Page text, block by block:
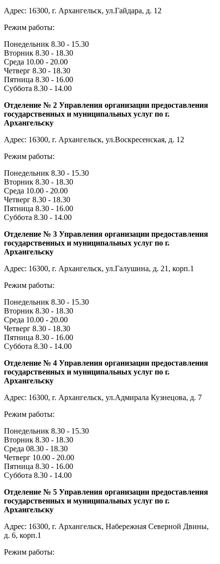
Адрес: 16300, г. Архангельск, ул.Гайдара, д. 12
Режим работы:
Понедельник 8.30 - 15.30
Вторник 8.30 - 18.30
Среда 10.00 - 20.00
Четверг 8.30 - 18.30
Пятница 8.30 - 16.00
Суббота 8.30 - 14.00
Отделение № 2 Управления организации предоставления
государственных и муниципальных услуг по г.
Архангельску
Адрес: 16300, г. Архангельск, ул.Воскресенская, д. 12
Режим работы:
Понедельник 8.30 - 15.30
Вторник 8.30 - 18.30
Среда 10.00 - 20.00
Четверг 8.30 - 18.30
Пятница 8.30 - 16.00
Суббота 8.30 - 14.00
Отделение № 3 Управления организации предоставления
государственных и муниципальных услуг по г.
Архангельску
Адрес: 16300, г. Архангельск, ул.Галушина, д. 21, корп.1
Режим работы:
Понедельник 8.30 - 15.30
Вторник 8.30 - 18.30
Среда 10.00 - 20.00
Четверг 8.30 - 18.30
Пятница 8.30 - 16.00
Суббота 8.30 - 14.00
Отделение № 4 Управления организации предоставления
государственных и муниципальных услуг по г.
Архангельску
Адрес: 16300, г. Архангельск, ул.Адмирала Кузнецова, д. 7
Режим работы:
Понедельник 8.30 - 15.30
Вторник 8.30 - 18.30
Среда 08.30 - 18.30
Четверг 10.00 - 20.00
Пятница 8.30 - 16.00
Суббота 8.30 - 14.00
Отделение № 5 Управления организации предоставления
государственных и муниципальных услуг по г.
Архангельску
Адрес: 16300, г. Архангельск, Набережная Северной Двины,
д. 6, корп.1
Режим работы: